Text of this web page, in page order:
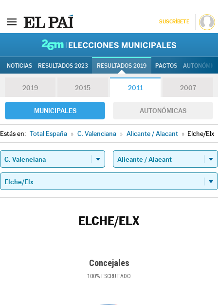
SUSCRÍBETE
NOTICIAS RESULTADOS 2023 RESULTADOS 2019 PACTOS
2019 2015 2011 2007
MUNICIPALES AUTONÓMICAS
Estás en: Total España » C. Valenciana » Alicante / Alacant » Elche/Elx
ELCHE/ELX
Concejales
100% ESCRUTADO